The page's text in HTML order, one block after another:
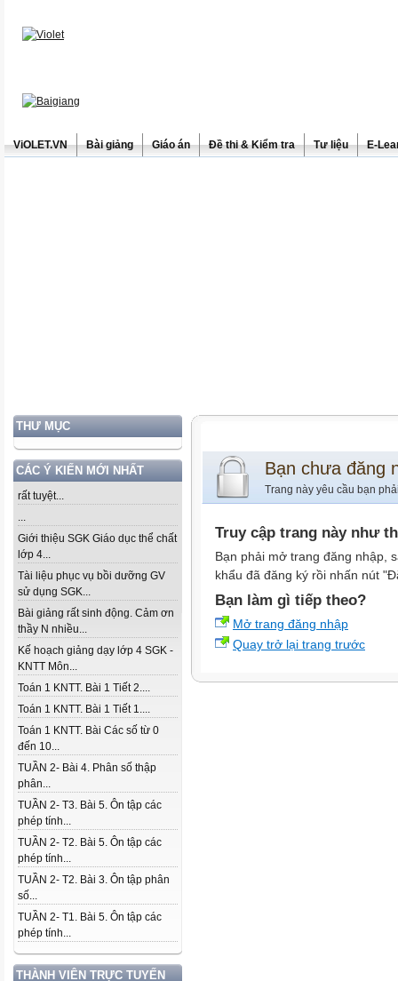
ViOLET.VN Bài giảng Giáo án Đề thi & Kiểm tra Tư liệu E-
THƯ MỤC
CÁC Ý KIẾN MỚI NHẤT
rất tuyệt...
...
Giới thiệu SGK Giáo dục thể chất
lớp 4...
Tài liệu phục vụ bồi dưỡng GV
sử dụng SGK...
Bài giảng rất sinh động. Cảm ơn
thầy N nhiều...
Kế hoạch giảng dạy lớp 4 SGK -
KNTT Môn...
Toán 1 KNTT. Bài 1 Tiết 2....
Toán 1 KNTT. Bài 1 Tiết 1....
Toán 1 KNTT. Bài Các số từ 0
đến 10...
TUẦN 2- Bài 4. Phân số thập
phân...
TUẦN 2- T3. Bài 5. Ôn tập các
phép tính...
TUẦN 2- T2. Bài 5. Ôn tập các
phép tính...
TUẦN 2- T2. Bài 3. Ôn tập phân
số...
TUẦN 2- T1. Bài 5. Ôn tập các
phép tính...
THÀNH VIÊN TRỰC TUYẾN
Bạn chưa đăng
Trang này yêu cầu bạn
Truy cập trang này như
Bạn phải mở trang đăng nhập,
khẩu đã đăng ký rồi nhấn nút
Bạn làm gì tiếp theo?
Mở trang đăng nhập
Quay trở lại trang trước